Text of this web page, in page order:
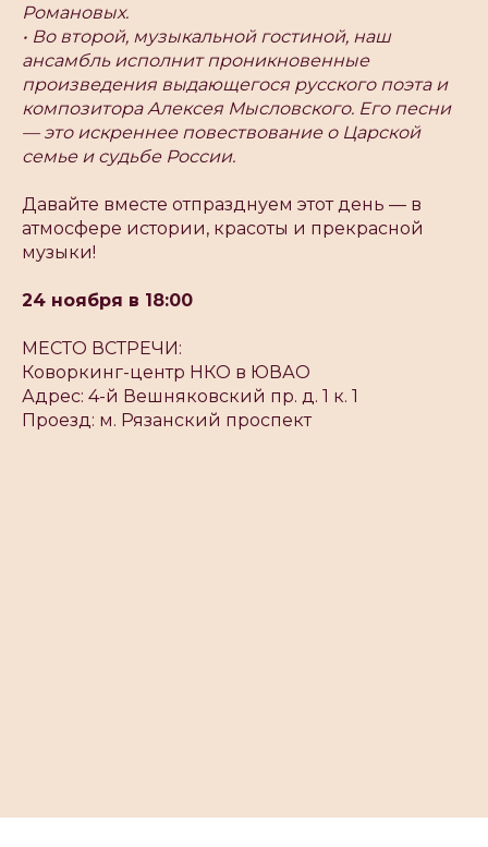
Романовых.
• Во второй, музыкальной гостиной, наш
ансамбль исполнит проникновенные
произведения выдающегося русского поэта и
композитора Алексея Мысловского. Его песни
— это искреннее повествование о Царской
семье и судьбе России.
Давайте вместе отпразднуем этот день — в
атмосфере истории, красоты и прекрасной
музыки!
24 ноября в 18:00
МЕСТО ВСТРЕЧИ:
Коворкинг-центр НКО в ЮВАО
Адрес: 4-й Вешняковский пр. д. 1 к. 1
Проезд: м. Рязанский проспект